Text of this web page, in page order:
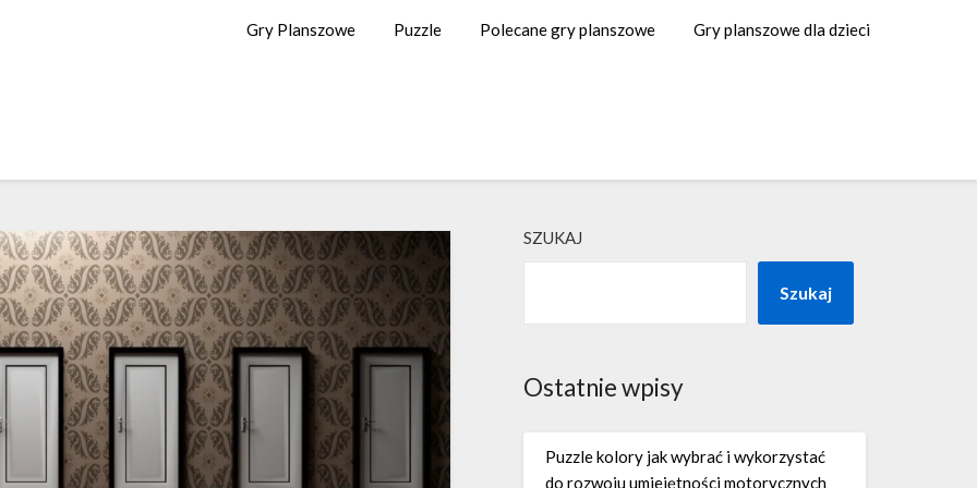
Gry Planszowe Puzzle Polecane gry planszowe Gry planszowe dla dzieci
SZUKAJ
Szukaj
Ostatnie wpisy
Puzzle kolory jak wybrać i wykorzystać
do rozwoju umiejętności motorycznych